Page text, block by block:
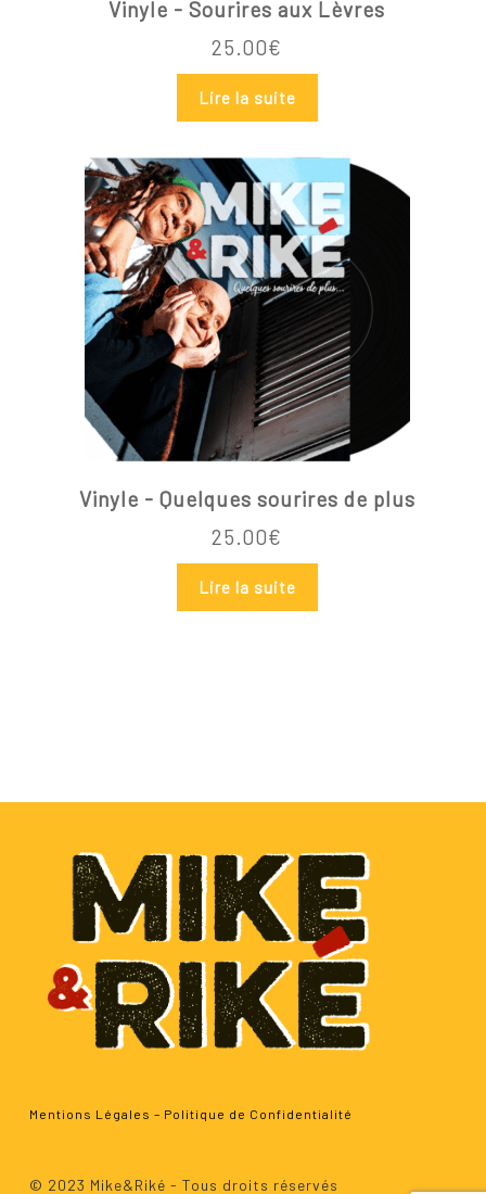
Vinyle - Sourires aux Lèvres
25.00€
Lire la suite
Vinyle - Quelques sourires de plus
25.00€
Lire la suite
Mentions Légales – Politique de Confidentialité
© 2023 Mike&Riké - Tous droits réservés